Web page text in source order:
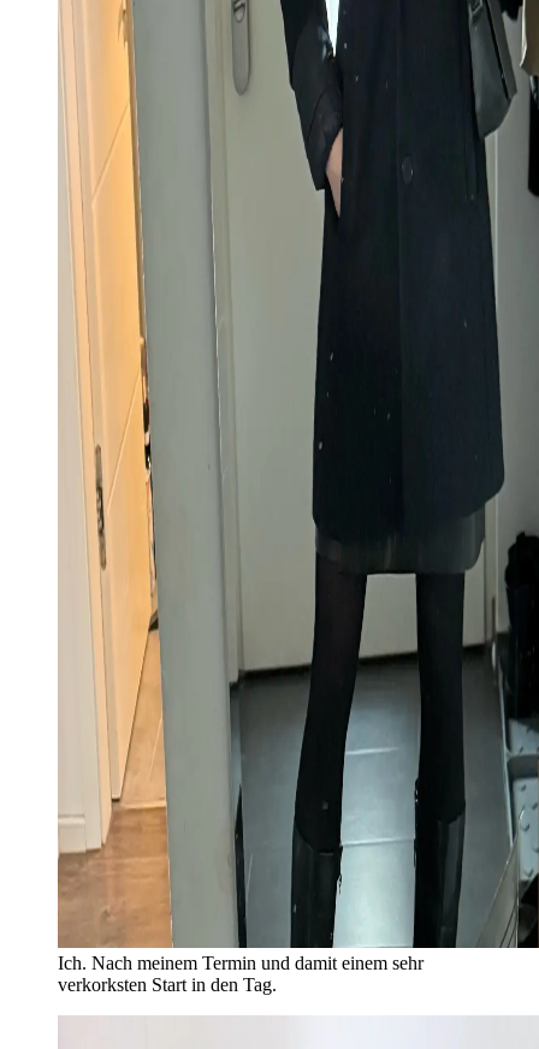
Ich. Nach meinem Termin und damit einem sehr
verkorksten Start in den Tag.